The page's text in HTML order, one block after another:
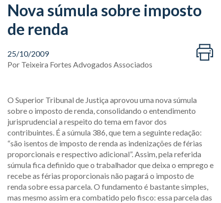
Nova súmula sobre imposto
de renda
25/10/2009
Por Teixeira Fortes Advogados Associados
O Superior Tribunal de Justiça aprovou uma nova súmula
sobre o imposto de renda, consolidando o entendimento
jurisprudencial a respeito do tema em favor dos
contribuintes. É a súmula 386, que tem a seguinte redação:
“são isentos de imposto de renda as indenizações de férias
proporcionais e respectivo adicional”. Assim, pela referida
súmula fica definido que o trabalhador que deixa o emprego e
recebe as férias proporcionais não pagará o imposto de
renda sobre essa parcela. O fundamento é bastante simples,
mas mesmo assim era combatido pelo fisco: essa parcela das